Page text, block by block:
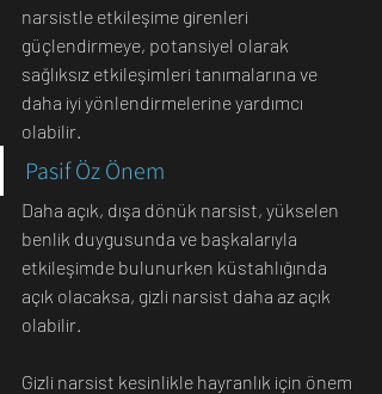
narsistle etkileşime girenleri
güçlendirmeye, potansiyel olarak
sağlıksız etkileşimleri tanımalarına ve
daha iyi yönlendirmelerine yardımcı
olabilir.
Pasif Öz Önem
Daha açık, dışa dönük narsist, yükselen
benlik duygusunda ve başkalarıyla
etkileşimde bulunurken küstahlığında
açık olacaksa, gizli narsist daha az açık
olabilir.
Gizli narsist kesinlikle hayranlık için önem